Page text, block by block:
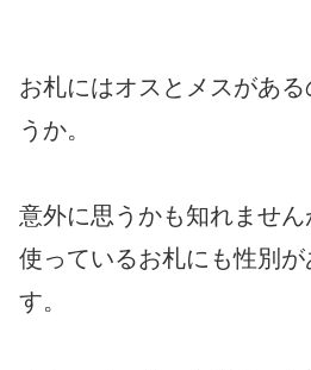
お札にはオスとメスがあ
うか。
意外に思うかも知れません
使っているお札にも性別
す。